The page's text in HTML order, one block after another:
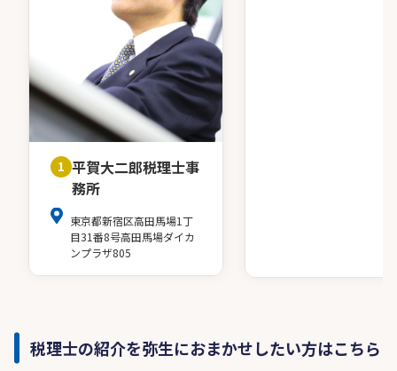
1 平賀大二郎税理士事
務所
東京都新宿区高田馬場1丁
目31番8号高田馬場ダイカ
ンプラザ805
税理士の紹介を弥生におまかせしたい方はこちら